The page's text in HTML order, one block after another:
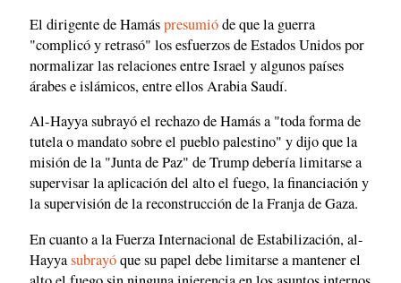
El dirigente de Hamáspresumióde que la guerra
"complicó y retrasó" los esfuerzos de Estados Unidos por
normalizar las relaciones entre Israel y algunos países
árabes e islámicos, entre ellos Arabia Saudí.
Al-Hayya subrayó el rechazo de Hamás a "toda forma de
tutela o mandato sobre el pueblo palestino" y dijo que la
misión de la "Junta de Paz" de Trump debería limitarse a
supervisar la aplicación del alto el fuego, la financiación y
la supervisión de la reconstrucción de la Franja de Gaza.
En cuanto a la Fuerza Internacional de Estabilización, al-
Hayyasubrayóque su papel debe limitarse a mantener el